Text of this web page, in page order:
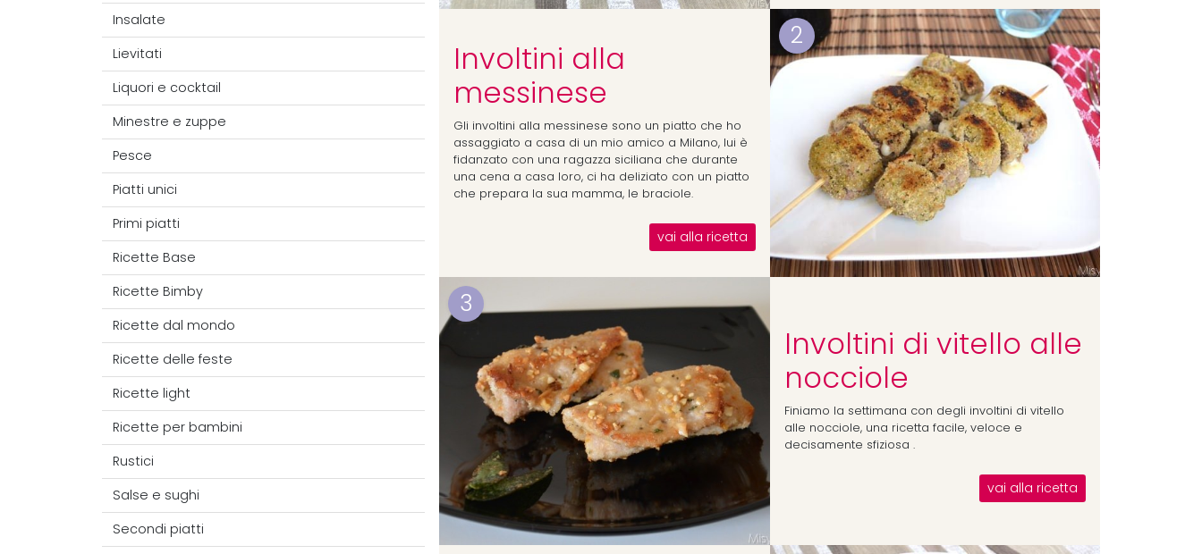
Insalate
Lievitati
Liquori e cocktail
Minestre e zuppe
Pesce
Piatti unici
Primi piatti
Ricette Base
Ricette Bimby
Ricette dal mondo
Ricette delle feste
Ricette light
Ricette per bambini
Rustici
Salse e sughi
Secondi piatti
2
Involtini alla
messinese
Gli involtini alla messinese sono un piatto che ho
assaggiato a casa di un mio amico a Milano, lui è
fidanzato con una ragazza siciliana che durante
una cena a casa loro, ci ha deliziato con un piatto
che prepara la sua mamma, le braciole.
vai alla ricetta
3
Involtini di vitello alle
nocciole
Finiamo la settimana con degli involtini di vitello
alle nocciole, una ricetta facile, veloce e
decisamente sfiziosa .
vai alla ricetta